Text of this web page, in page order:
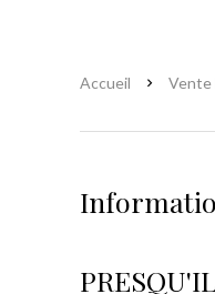
Accueil Vente